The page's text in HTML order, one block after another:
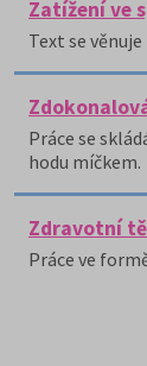
Zatížení ve
Text se
Práce se
hodu míčkem.
Zdravotní
Práce ve